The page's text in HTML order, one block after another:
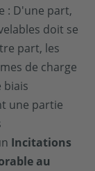
: D'une part,
doit se
part, les
de charge
biais
une partie
Incitations
au